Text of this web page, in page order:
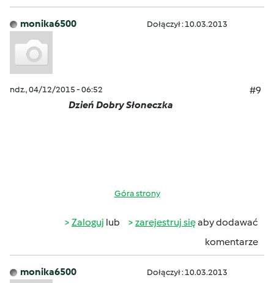
monika6500 Dołączył : 10.03.2013
ndz., 04/12/2015 - 06:52
#9
Dzień Dobry Słoneczka
Góra strony
Zaloguj lub zarejestruj sięaby dodawać
komentarze
monika6500 Dołączył : 10.03.2013